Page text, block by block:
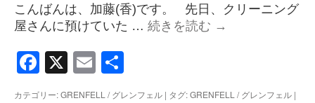
こんばんは、加藤(香)です。 先日、クリーニング
屋さんに預けていた … 続きを読む →
Facebook
X Email
カテゴリー:GRENFELL / グレンフェル | タグ:GRENFELL / グレンフェル |